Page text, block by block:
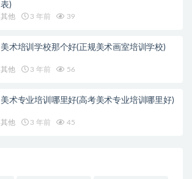
表)
其他 3 年前 39
美术培训学校那个好(正规美术画室培训学校)
其他 3 年前 56
美术专业培训哪里好(高考美术专业培训哪里好)
其他 3 年前 45